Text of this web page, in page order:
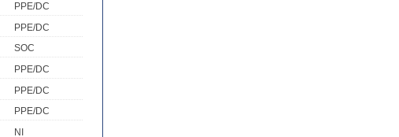
PPE/DC
PPE/DC
SOC
PPE/DC
PPE/DC
PPE/DC
NI